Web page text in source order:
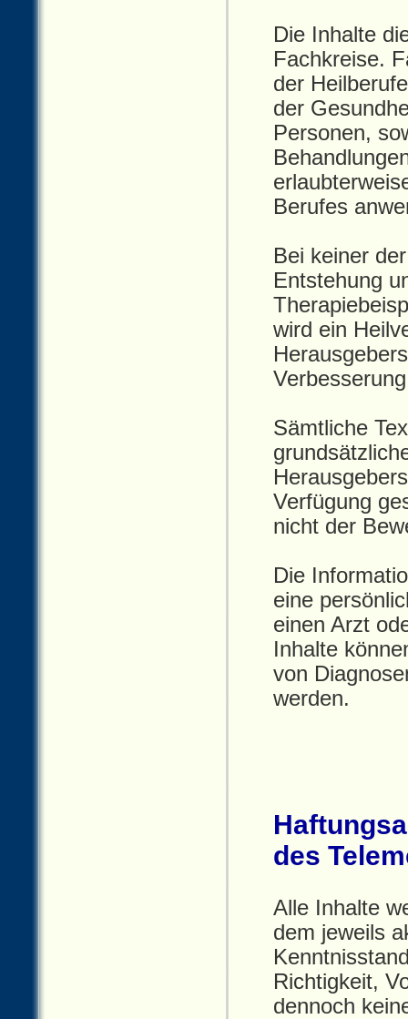
Die Inhalte
Fachkreise.
der
der
Personen,
Berufes
Bei keiner
Entstehung
wird ein
Sämtliche
Verfügung
nicht der
Die
eine
einen Arzt
Inhalte
von
werden.
des
Alle Inhalte
dem jeweils
Richtigkeit,
dennoch